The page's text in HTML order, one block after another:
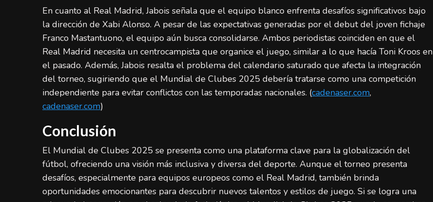
En cuanto al Real Madrid, Jabois señala que el equipo blanco enfrenta desafíos significativos bajo
la dirección de Xabi Alonso. A pesar de las expectativas generadas por el debut del joven fichaje
Franco Mastantuono, el equipo aún busca consolidarse. Ambos periodistas coinciden en que el
Real Madrid necesita un centrocampista que organice el juego, similar a lo que hacía Toni Kroos en
el pasado. Además, Jabois resalta el problema del calendario saturado que afecta la integración
del torneo, sugiriendo que el Mundial de Clubes 2025 debería tratarse como una competición
independiente para evitar conflictos con las temporadas nacionales. (cadenaser.com,
cadenaser.com)
Conclusión
El Mundial de Clubes 2025 se presenta como una plataforma clave para la globalización del
fútbol, ofreciendo una visión más inclusiva y diversa del deporte. Aunque el torneo presenta
desafíos, especialmente para equipos europeos como el Real Madrid, también brinda
oportunidades emocionantes para descubrir nuevos talentos y estilos de juego. Si se logra una